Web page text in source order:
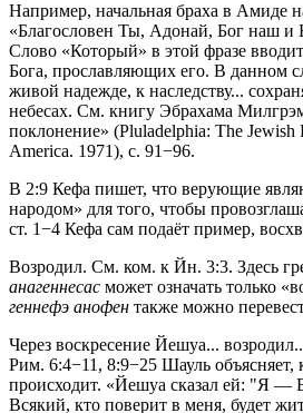
Например, начальная браха в Амиде
«Благословен Ты, Адонай, Бог наш и
Слово «Который» в этой фразе
Бога, прославляющих его. В данном
живой надежде, к наследству...
небесах. См. книгу Эбрахама
поклонение» (Pluladelphia: The Jewish
America. 1971), c. 91−96.
В 2:9 Кефа пишет, что верующие
народом» для того, чтобы
ст. 1−4 Кефа сам подаёт пример,
Возродил. См. ком. к Йн. 3:3. Здесь
анагеннесас может означать только
геннефэ анофен также можно
Через воскресение Йешуа...
Рим. 6:4−11, 8:9−25 Шауль объясняет,
происходит. «Йешуа сказал ей: "Я —
Всякий, кто поверит в меня, будет